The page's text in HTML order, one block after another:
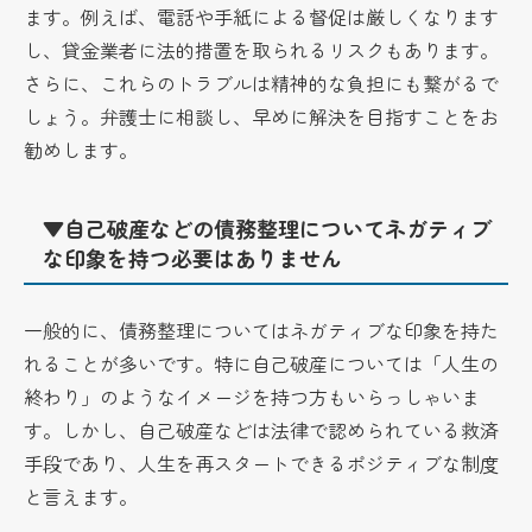
ます。例えば、電話や手紙による督促は厳しくなります
し、貸金業者に法的措置を取られるリスクもあります。
さらに、これらのトラブルは精神的な負担にも繋がるで
しょう。弁護士に相談し、早めに解決を目指すことをお
勧めします。
▼自己破産などの債務整理についてネガティブ
な印象を持つ必要はありません
一般的に、債務整理についてはネガティブな印象を持た
れることが多いです。特に自己破産については「人生の
終わり」のようなイメージを持つ方もいらっしゃいま
す。しかし、自己破産などは法律で認められている救済
手段であり、人生を再スタートできるポジティブな制度
と言えます。